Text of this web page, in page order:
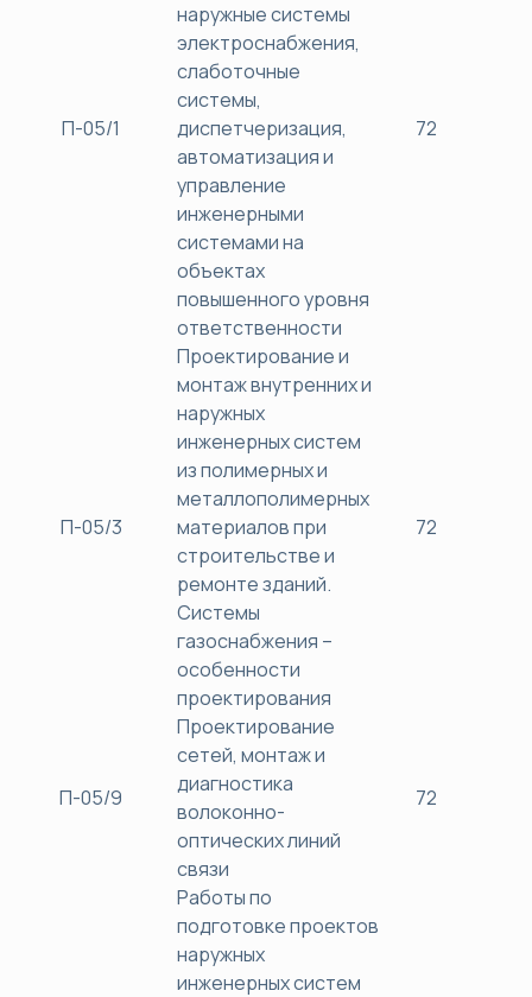
П-05/1
наружные системы
электроснабжения,
слаботочные
системы,
диспетчеризация,
автоматизация и
управление
инженерными
системами на
объектах
повышенного уровня
ответственности
72
П-05/3
Проектирование и
монтаж внутренних и
наружных
инженерных систем
из полимерных и
металлополимерных
материалов при
строительстве и
ремонте зданий.
Системы
газоснабжения –
особенности
проектирования
72
П-05/9
Проектирование
сетей, монтаж и
диагностика
волоконно-
оптических линий
связи
72
Работы по
подготовке проектов
наружных
инженерных систем